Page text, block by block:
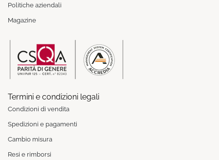
Politiche aziendali
Magazine
Termini e condizioni legali
Condizioni di vendita
Spedizioni e pagamenti
Cambio misura
Resi e rimborsi